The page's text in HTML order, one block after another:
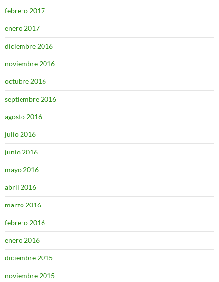
febrero 2017
enero 2017
diciembre 2016
noviembre 2016
octubre 2016
septiembre 2016
agosto 2016
julio 2016
junio 2016
mayo 2016
abril 2016
marzo 2016
febrero 2016
enero 2016
diciembre 2015
noviembre 2015